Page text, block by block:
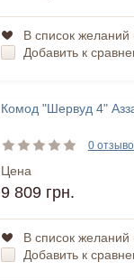
В список желаний
Добавить к
Комод "Шервуд 4"
0
Цена
9 809 грн.
В список желаний
Добавить к